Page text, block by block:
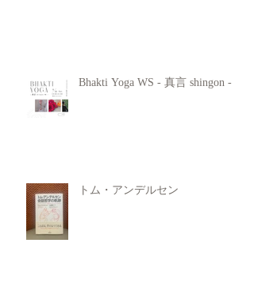
Bhakti Yoga WS - 真言 shingon -
トム・アンデルセン